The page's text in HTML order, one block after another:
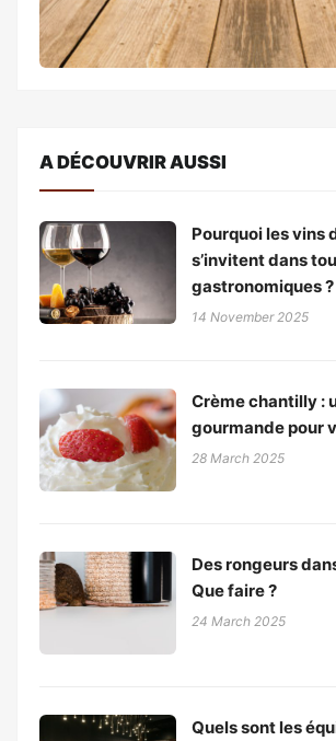
A DÉCOUVRIR AUSSI
Pourquoi les vins
s’invitent dans
gastronomiques ?
14 November 2025
Crème chantilly :
gourmande pour
28 March 2025
Des rongeurs
Que faire ?
24 March 2025
Quels sont les